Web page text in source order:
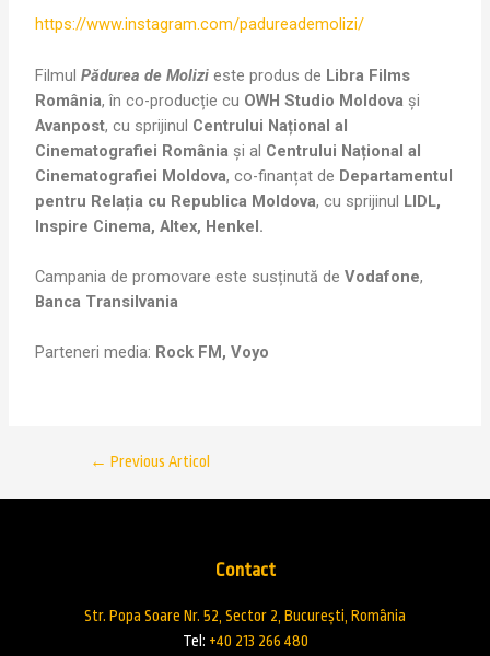
https://www.instagram.com/padureademolizi/
FilmulPădurea de Molizi este produs de Libra Films
România, în co-producție cu OWH Studio Moldova și
Avanpost, cu sprijinul Centrului Național al
Cinematografiei România și al Centrului Național al
Cinematografiei Moldova, co-finanțat de Departamentul
pentru Relația cu Republica Moldova, cu sprijinul LIDL,
Inspire Cinema, Altex, Henkel.
Campania de promovare este susținută deVodafone,
Banca Transilvania
Parteneri media: Rock FM, Voyo
← Previous Articol
Contact
Str. Popa Soare Nr. 52, Sector 2, București, România
Tel: +40 213 266 480